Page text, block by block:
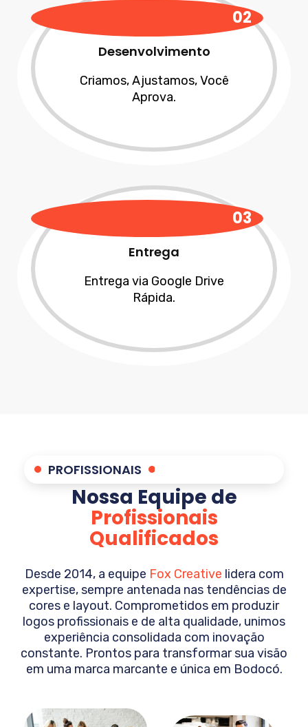
02
Desenvolvimento
Criamos, Ajustamos, Você
Aprova.
03
Entrega
Entrega via Google Drive
Rápida.
PROFISSIONAIS
Nossa Equipe de
Profissionais
Qualificados
Desde 2014, a equipe Fox Creative lidera com
expertise, sempre antenada nas tendências de
cores e layout. Comprometidos em produzir
logos profissionais e de alta qualidade, unimos
experiência consolidada com inovação
constante. Prontos para transformar sua visão
em uma marca marcante e única em Bodocó.